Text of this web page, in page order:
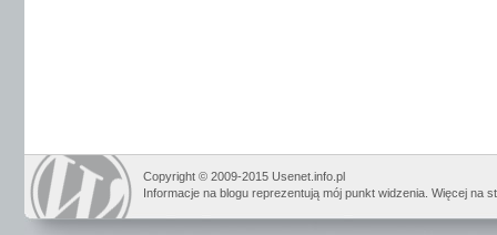
Copyright © 2009-2015 Usenet.info.pl
Informacje na blogu reprezentują mój punkt widzenia. Więcej na